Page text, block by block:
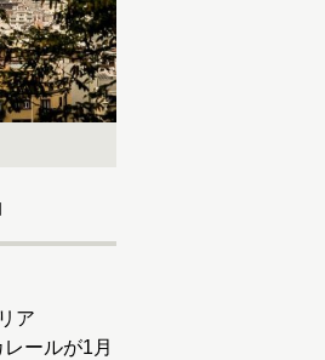
ア
ールが1月